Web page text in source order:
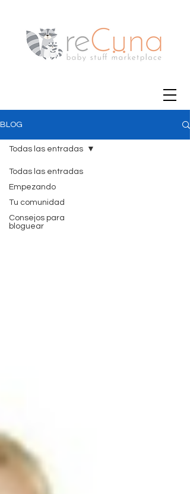
BLOG
Todas las entradas
Empezando
Tu comunidad
Consejos para
bloguear
Todas las entradas